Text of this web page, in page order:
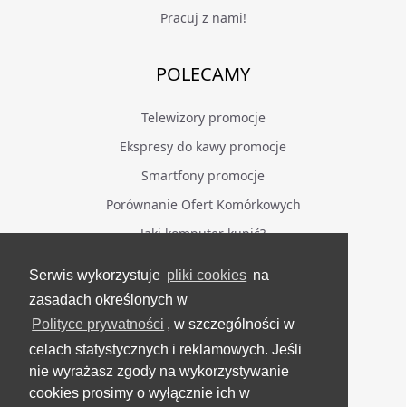
Serwis wykorzystuje pliki cookies na
zasadach określonych w
Polityce prywatności , w szczególności w
celach statystycznych i reklamowych. Jeśli
nie wyrażasz zgody na wykorzystywanie
cookies prosimy o wyłącznie ich w
Pracuj z nami!
POLECAMY
Telewizory promocje
Ekspresy do kawy promocje
Smartfony promocje
Porównanie Ofert Komórkowych
Jaki komputer kupić?
BĄDŹ NA BIEŻĄCO
Facebook
Grupa Testerzy Videotestów
YouTube